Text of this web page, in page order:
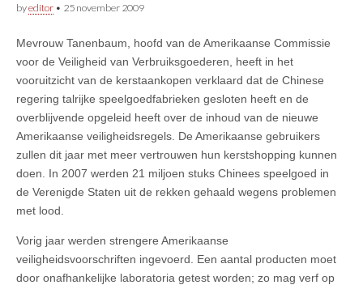
byeditor • 25 november 2009
Mevrouw Tanenbaum, hoofd van de Amerikaanse Commissie
voor de Veiligheid van Verbruiksgoederen, heeft in het
vooruitzicht van de kerstaankopen verklaard dat de Chinese
regering talrijke speelgoedfabrieken gesloten heeft en de
overblijvende opgeleid heeft over de inhoud van de nieuwe
Amerikaanse veiligheidsregels. De Amerikaanse gebruikers
zullen dit jaar met meer vertrouwen hun kerstshopping kunnen
doen. In 2007 werden 21 miljoen stuks Chinees speelgoed in
de Verenigde Staten uit de rekken gehaald wegens problemen
met lood.
Vorig jaar werden strengere Amerikaanse
veiligheidsvoorschriften ingevoerd. Een aantal producten moet
door onafhankelijke laboratoria getest worden; zo mag verf op